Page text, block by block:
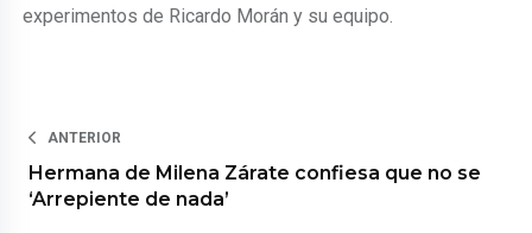
experimentos de Ricardo Morán y su equipo.
ANTERIOR
Hermana de Milena Zárate confiesa que no se
‘Arrepiente de nada’